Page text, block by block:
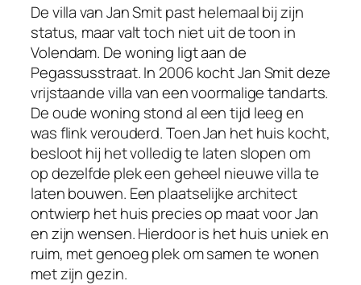
De villa van Jan Smit past helemaal bij zijn
status, maar valt toch niet uit de toon in
Volendam. De woning ligt aan de
Pegassusstraat. In 2006 kocht Jan Smit deze
vrijstaande villa van een voormalige tandarts.
De oude woning stond al een tijd leeg en
was flink verouderd. Toen Jan het huis kocht,
besloot hij het volledig te laten slopen om
op dezelfde plek een geheel nieuwe villa te
laten bouwen. Een plaatselijke architect
ontwierp het huis precies op maat voor Jan
en zijn wensen. Hierdoor is het huis uniek en
ruim, met genoeg plek om samen te wonen
met zijn gezin.